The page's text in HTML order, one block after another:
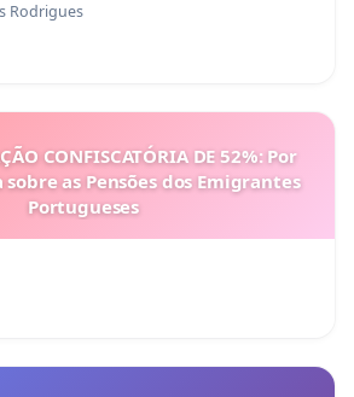
Rodrigues
CONFISCATÓRIA DE 52%: Por
sobre as Pensões dos Emigrantes
Portugueses